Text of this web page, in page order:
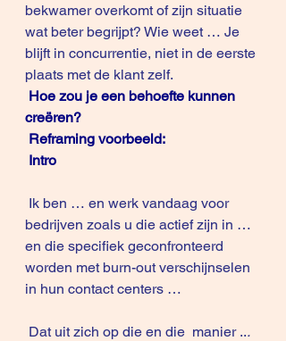
bekwamer overkomt of zijn situatie
wat beter begrijpt? Wie weet … Je
blijft in concurrentie, niet in de eerste
plaats met de klant zelf.
Hoe zou je een behoefte kunnen
creëren?
Reframing voorbeeld:
Intro
bedrijven zoals u die actief zijn in …
en die specifiek geconfronteerd
worden met burn-out verschijnselen
in hun contact centers …
Dat uit zich op die en die  manier ...